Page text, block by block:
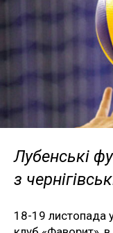
Лубенські
з
18-19 листопада